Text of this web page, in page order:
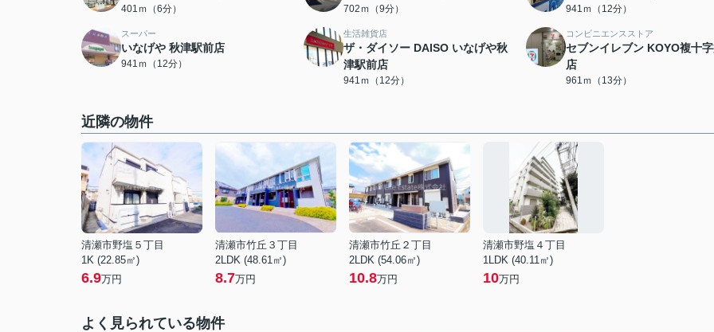
401ｍ（6分） 702ｍ（9分） 941ｍ（12分）
スーパー
いなげや 秋津駅前店
941ｍ（12分）
生活雑貨店
ザ・ダイソー DAISO いなげや秋
津駅前店
941ｍ（12分）
コンビニエンスストア
セブンイレブン KOYO複十
店
961ｍ（13分）
近隣の物件
清瀬市野塩５丁目
1K (22.85㎡)
6.9万円
清瀬市竹丘３丁目
2LDK (48.61㎡)
8.7万円
清瀬市竹丘２丁目
2LDK (54.06㎡)
10.8万円
清瀬市野塩４丁目
1LDK (40.11㎡)
10万円
よく見られている物件